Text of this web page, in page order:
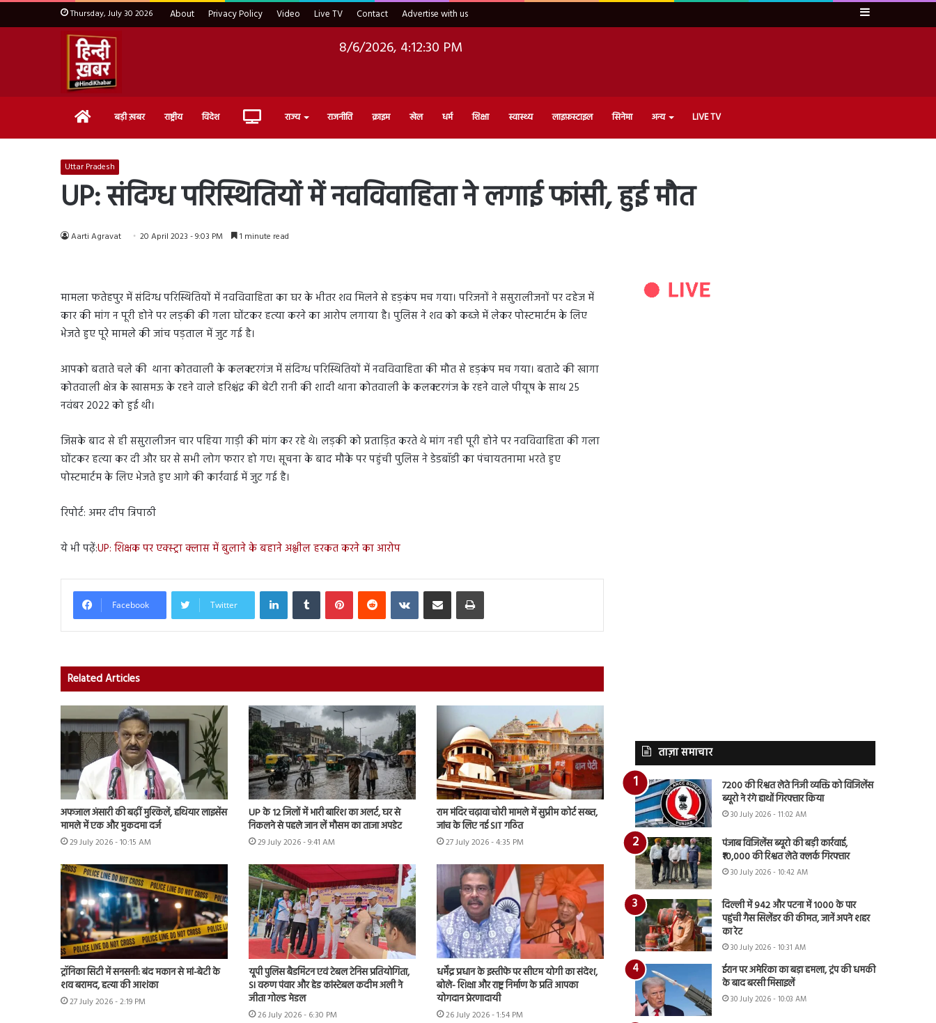
Thursday, July 30 2026 About Privacy Policy Video Live TV Contact Advertise with us Sidebar
8/6/2026, 4:12:32 PM
Home बड़ी ख़बर राष्ट्रीय विदेश Live राज्य राजनीति क्राइम खेल धर्म शिक्षा स्वास्थ्य लाइफ़स्टाइल सिनेमा अन्य LIVE TV
Uttar Pradesh
UP: संदिग्ध परिस्थितियों में नवविवाहिता ने लगाई फांसी, हुई मौत
Aarti Agravat 20 April 2023 - 9:03 PM 1 minute read
मामला फतेहपुर में संदिग्ध परिस्थितियों में नवविवाहिता का घर के भीतर शव मिलने से हड़कंप मच गया। परिजनों ने ससुरालीजनों पर दहेज में
कार की मांग न पूरी होने पर लड़की की गला घोंटकर हत्या करने का आरोप लगाया है। पुलिस ने शव को कब्जे में लेकर पोस्टमार्टम के लिए
भेजते हुए पूरे मामले की जांच पड़ताल में जुट गई है।
आपको बताते चले की थाना कोतवाली के कलक्टरगंज में संदिग्ध परिस्थितियों में नवविवाहिता की मौत से हड़कंप मच गया। बतादे की खागा
कोतवाली क्षेत्र के खासमऊ के रहने वाले हरिश्चंद्र की बेटी रानी की शादी थाना कोतवाली के कलक्टरगंज के रहने वाले पीयूष के साथ 25
नवंबर 2022 को हुई थी।
जिसके बाद से ही ससुरालीजन चार पहिया गाड़ी की मांग कर रहे थे। लड़की को प्रताड़ित करते थे मांग नही पूरी होने पर नवविवाहिता की गला
घोंटकर हत्या कर दी और घर से सभी लोग फरार हो गए। सूचना के बाद मौके पर पहुंची पुलिस ने डेडबॉडी का पंचायतनामा भरते हुए
पोस्टमार्टम के लिए भेजते हुए आगे की कार्रवाई में जुट गई है।
रिपोर्ट: अमर दीप त्रिपाठी
ये भी पढ़ें:UP: शिक्षक पर एक्स्ट्रा क्लास में बुलाने के बहाने अश्लील हरकत करने का आरोप
Facebook Twitter
LinkedInTumblr PinterestReddit VKontakteShare via Email Print
Related Articles
अफजाल अंसारी की बढ़ीं मुश्किलें, हथियार लाइसेंस
मामले में एक और मुकदमा दर्ज
29 July 2026 - 10:15 AM
UP के 12 जिलों में भारी बारिश का अलर्ट, घर से
निकलने से पहले जान लें मौसम का ताजा अपडेट
29 July 2026 - 9:41 AM
राम मंदिर चढ़ावा चोरी मामले में सुप्रीम कोर्ट सख्त,
जांच के लिए नई SIT गठित
27 July 2026 - 4:35 PM
ट्रॉनिका सिटी में सनसनी: बंद मकान से मां-बेटी के
शव बरामद, हत्या की आशंका
27 July 2026 - 2:19 PM
यूपी पुलिस बैडमिंटन एवं टेबल टेनिस प्रतियोगिता,
SI वरुण पंवार और हेड कांस्टेबल कदीम अली ने
जीता गोल्ड मेडल
26 July 2026 - 6:30 PM
धर्मेंद्र प्रधान के इस्तीफे पर सीएम योगी का संदेश,
बोले- शिक्षा और राष्ट्र निर्माण के प्रति आपका
योगदान प्रेरणादायी
26 July 2026 - 1:54 PM
ताज़ा समाचार
7200 की रिश्वत लेते निजी व्यक्ति को विजिलेंस
ब्यूरो ने रंगे हाथों गिरफ्तार किया
30 July 2026 - 11:02 AM
पंजाब विजिलेंस ब्यूरो की बड़ी कार्रवाई,
₹10,000 की रिश्वत लेते क्लर्क गिरफ्तार
30 July 2026 - 10:42 AM
दिल्ली में 942 और पटना में 1000 के पार
पहुंची गैस सिलेंडर की कीमत, जानें अपने शहर
का रेट
30 July 2026 - 10:31 AM
ईरान पर अमेरिका का बड़ा हमला, ट्रंप की धमकी
के बाद बरसी मिसाइलें
30 July 2026 - 10:03 AM